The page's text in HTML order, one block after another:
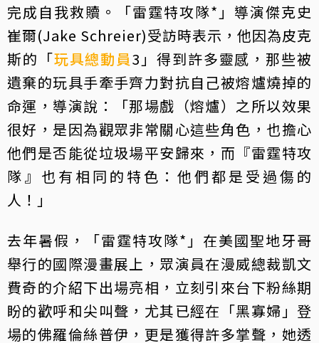
完成自我救贖。「雷霆特攻隊*」導演傑克史
崔爾(Jake Schreier)受訪時表示，他因為皮克
斯的「玩具總動員3」得到許多靈感，那些被
遺棄的玩具手牽手齊力對抗自己被熔爐燒掉的
命運，導演說：「那場戲（熔爐）之所以效果
很好，是因為觀眾非常關心這些角色，也擔心
他們是否能從垃圾場平安歸來，而『雷霆特攻
隊』也有相同的特色：他們都是受過傷的
人！」
去年暑假，「雷霆特攻隊*」在美國聖地牙哥
舉行的國際漫畫展上，眾演員在漫威總裁凱文
費奇的介紹下出場亮相，立刻引來台下粉絲期
盼的歡呼和尖叫聲，尤其已經在「黑寡婦」登
場的佛羅倫絲普伊，更是獲得許多掌聲，她透